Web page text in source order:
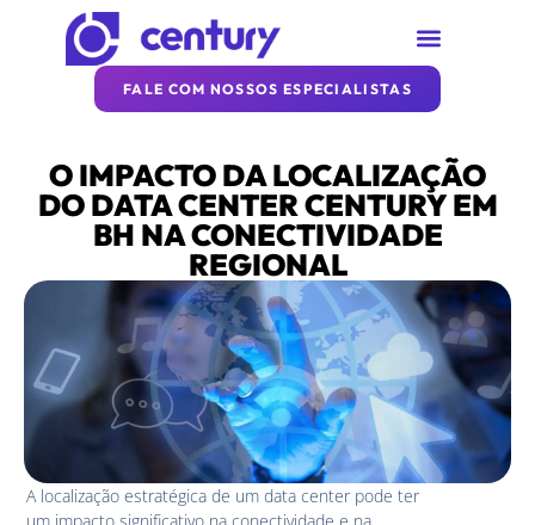
FALE COM NOSSOS ESPECIALISTAS
O IMPACTO DA LOCALIZAÇÃO
DO DATA CENTER CENTURY EM
BH NA CONECTIVIDADE
REGIONAL
A localização estratégica de um data center pode ter
um impacto significativo na conectividade e na